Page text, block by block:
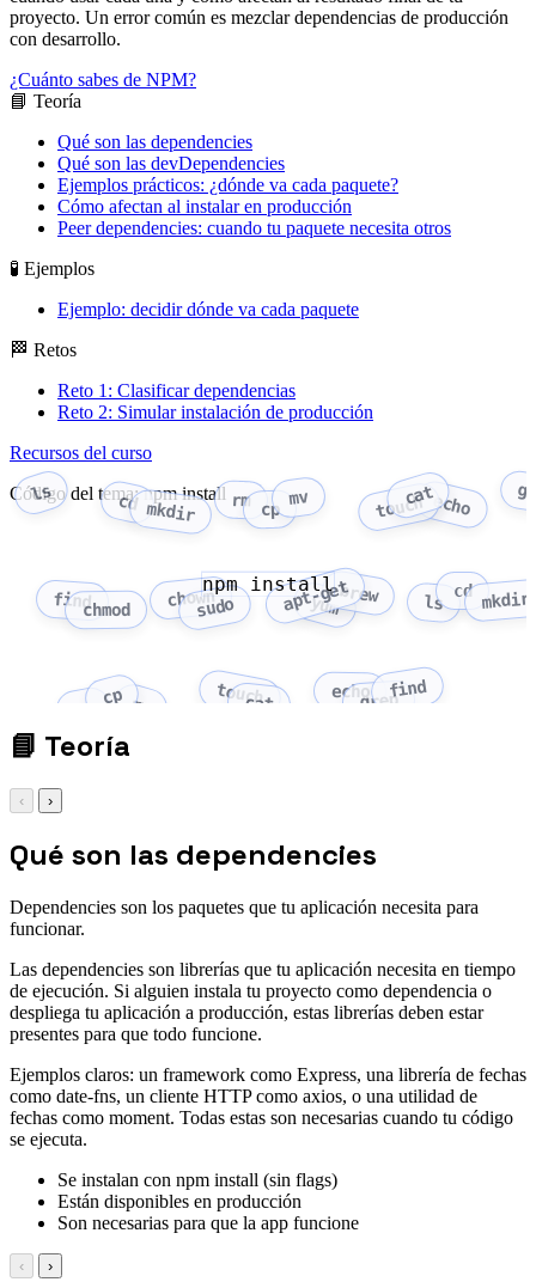
proyecto. Un error común es mezclar dependencias de producción
con desarrollo.
¿Cuánto sabes de NPM?
📘 Teoría
Qué son las dependencies
Qué son las devDependencies
Ejemplos prácticos: ¿dónde va cada paquete?
Cómo afectan al instalar en producción
Peer dependencies: cuando tu paquete necesita otros
🧪 Ejemplos
Ejemplo: decidir dónde va cada paquete
🏁 Retos
Reto 1: Clasificar dependencias
Reto 2: Simular instalación de producción
Recursos del curso
Código del tema: npm install
ls cd mkdir rm cp
mv touch
catecho
findchmod chownsudo apt-get
yumbrew ls
cd mkdir
rm
cp mv touch
cat
echogrepfind
npm install
📘 Teoría
‹ ›
Qué son las dependencies
Dependencies son los paquetes que tu aplicación necesita para
funcionar.
Las dependencies son librerías que tu aplicación necesita en tiempo
de ejecución. Si alguien instala tu proyecto como dependencia o
despliega tu aplicación a producción, estas librerías deben estar
presentes para que todo funcione.
Ejemplos claros: un framework como Express, una librería de fechas
como date-fns, un cliente HTTP como axios, o una utilidad de
fechas como moment. Todas estas son necesarias cuando tu código
se ejecuta.
Se instalan con npm install (sin flags)
Están disponibles en producción
Son necesarias para que la app funcione
‹ ›